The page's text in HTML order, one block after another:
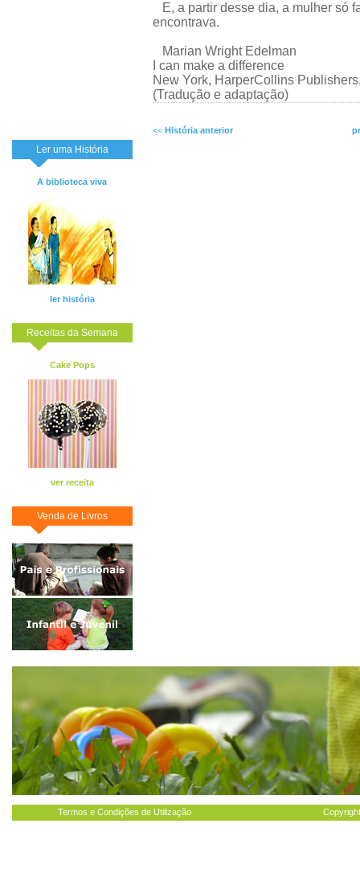
Ler uma História
A biblioteca viva
ler história
Receitas da Semana
Cake Pops
ver receita
Venda de Livros
E, a partir desse dia, a mulher só
encontrava.
Marian Wright Edelman
I can make a difference
New York, HarperCollins
(Tradução e adaptação)
<< História anterior
Termos e Condições de Utilização